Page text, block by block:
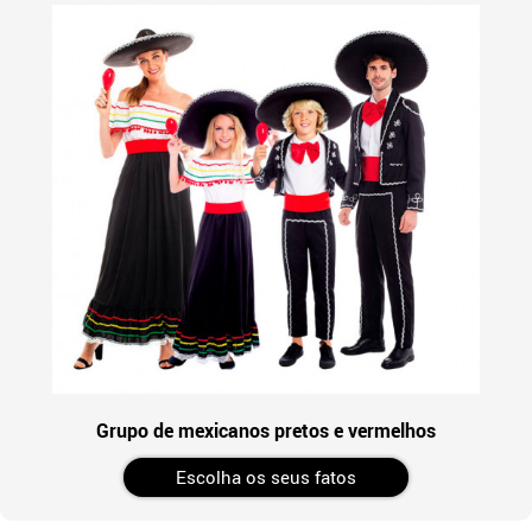
Grupo de mexicanos pretos e vermelhos
Escolha os seus fatos